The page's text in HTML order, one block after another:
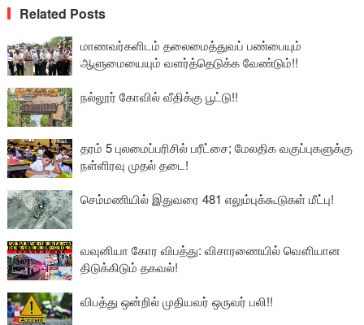
Related Posts
மாணவர்களிடம் தலைமைத்துவப் பண்பையும்
ஆளுமையையும் வளர்த்தெடுக்க வேண்டும்!!
நல்லூர் கோவில் வீதிக்கு பூட்டு!!
தரம் 5 புலமைப்பரிசில் பரீட்சை; மேலதிக வகுப்புகளுக்கு
நள்ளிரவு முதல் தடை!
செம்மணியில் இதுவரை 481 எலும்புக்கூடுகள் மீட்பு!
வவுனியா கோர விபத்து: விசாரணையில் வௌியான
திடுக்கிடும் தகவல்!
விபத்து ஒன்றில் முதியவர் ஒருவர் பலி!!